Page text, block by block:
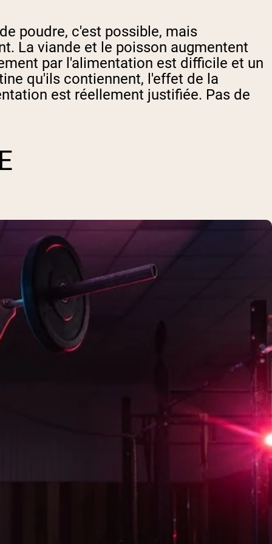
poudre, c'est possible, mais
La viande et le poisson augmentent
par l'alimentation est difficile et un
qu'ils contiennent, l'effet de la
est réellement justifiée. Pas de